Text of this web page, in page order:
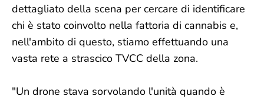
dettagliato della scena per cercare di identificare
chi è stato coinvolto nella fattoria di cannabis e,
nell'ambito di questo, stiamo effettuando una
vasta rete a strascico TVCC della zona.
"Un drone stava sorvolando l'unità quando è